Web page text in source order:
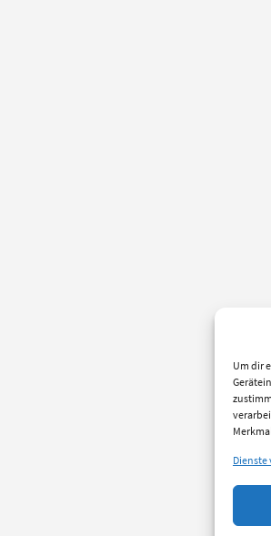
Um dir
Dienste